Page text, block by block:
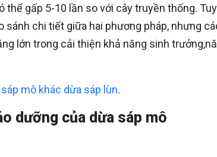
gấp 5-10 lần so với cây truyền thống. Tuy
chi tiết giữa hai phương pháp, nhưng
lớn trong cải thiện khả năng sinh
sáp mô khác dừa sáp lùn.
dưỡng của dừa sáp mô